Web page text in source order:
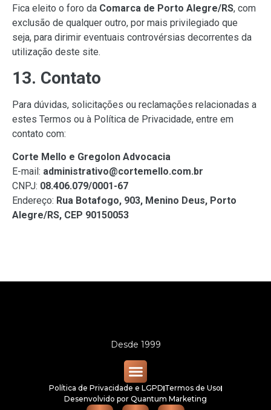
Fica eleito o foro da Comarca de Porto Alegre/RS, com
exclusão de qualquer outro, por mais privilegiado que
seja, para dirimir eventuais controvérsias decorrentes da
utilização deste site.
13. Contato
Para dúvidas, solicitações ou reclamações relacionadas a
estes Termos ou à Política de Privacidade, entre em
contato com:
Corte Mello e Gregolon Advocacia
E-mail: administrativo@cortemello.com.br
CNPJ: 08.406.079/0001-67
Endereço: Rua Botafogo, 903, Menino Deus, Porto
Alegre/RS, CEP 90150053
Desde 1999
Política de Privacidade e LGPD Termos de Uso
Desenvolvido por Quantum Marketing